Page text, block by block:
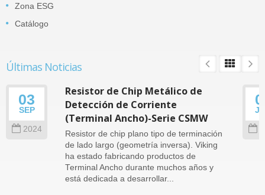
Zona ESG
Catálogo
Últimas Noticias
03
SEP
2024
Resistor de Chip Metálico de
Detección de Corriente
(Terminal Ancho)-Serie CSMW
Resistor de chip plano tipo de terminación
de lado largo (geometría inversa). Viking
ha estado fabricando productos de
Terminal Ancho durante muchos años y
está dedicada a desarrollar...